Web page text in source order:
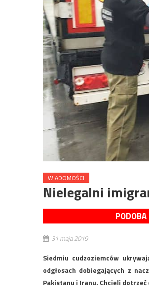
WIADOMOŚCI
Nielegalni
31 maja 2019
Siedmiu cudzoziemców
odgłosach dobiegających z
Pakistanu i Iranu. Chcieli dotrzeć